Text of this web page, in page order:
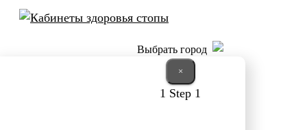
Выбрать город
×
1 Step 1